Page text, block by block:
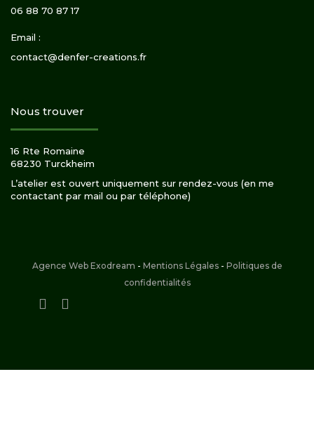
06 88 70 87 17
Email :
contact@denfer-creations.fr
Nous trouver
16 Rte Romaine
68230 Turckheim
L’atelier est ouvert uniquement sur rendez-vous (en me
contactant par mail ou par téléphone)
Agence Web Exodream - Mentions Légales- Politiques de
confidentialités